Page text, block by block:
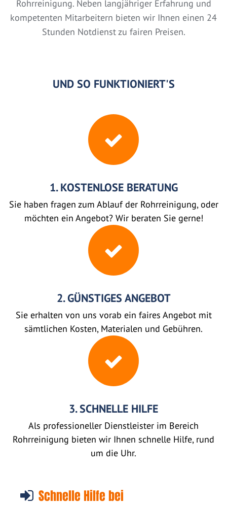
Rohrreinigung. Neben langjähriger Erfahrung und
kompetenten Mitarbeitern bieten wir Ihnen einen 24
Stunden Notdienst zu fairen Preisen.
UND SO FUNKTIONIERT'S
1. KOSTENLOSE BERATUNG
Sie haben fragen zum Ablauf der Rohrreinigung, oder
möchten ein Angebot? Wir beraten Sie gerne!
2. GÜNSTIGES ANGEBOT
Sie erhalten von uns vorab ein faires Angebot mit
sämtlichen Kosten, Materialen und Gebühren.
3. SCHNELLE HILFE
Als professioneller Dienstleister im Bereich
Rohrreinigung bieten wir Ihnen schnelle Hilfe, rund
um die Uhr.
Schnelle Hilfe bei